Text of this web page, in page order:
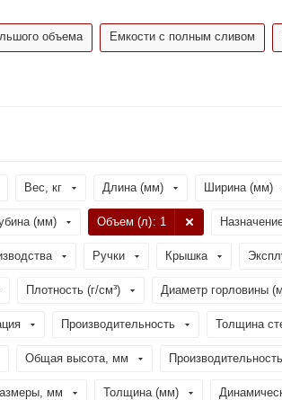
объема Емкости с полным сливом
Вес, кг Длина (мм) Ширина (мм)
(мм) Объем (л): 1
Ручки Крышка
Плотность (г/см³) Диаметр горловины
Производительность Толщина
Общая высота, мм
мм Толщина (мм)